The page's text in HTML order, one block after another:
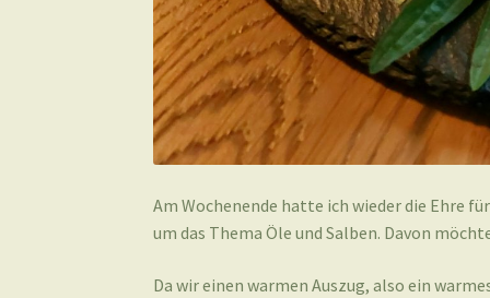
Am Wochenende hatte ich wieder die Ehre
um das Thema Öle und Salben. Davon
Da wir einen warmen Auszug, also ein